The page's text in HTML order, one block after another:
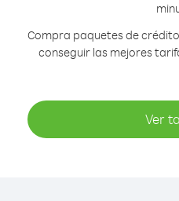
Compra paquetes de
conseguir las mejores
Ver